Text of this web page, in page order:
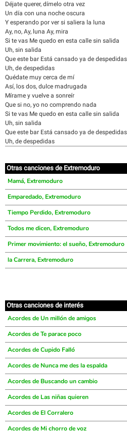
Déjate querer, dímelo otra vez
Un día con una noche oscura
Y esperando por ver si saliera la luna
Ay, no, Ay, luna Ay, mira
Si te vas Me quedo en esta calle sin salida
Uh, sin salida
Que este bar Está cansado ya de despedidas
Uh, de despedidas
Quédate muy cerca de mí
Así, los dos, dulce madrugada
Mírame y vuelve a sonreír
Que si no, yo no comprendo nada
Si te vas Me quedo en esta calle sin salida
Uh, sin salida
Que este bar Está cansado ya de despedidas
Uh, de despedidas
Otras canciones de Extremoduro
Mamá, Extremoduro
Emparedado, Extremoduro
Tiempo Perdido, Extremoduro
Todos me dicen, Extremoduro
Primer movimiento: el sueño, Extremoduro
la Carrera, Extremoduro
Otras canciones de interés
Acordes de Un millón de amigos
Acordes de Te parace poco
Acordes de Cupido Falló
Acordes de Nunca me des la espalda
Acordes de Buscando un cambio
Acordes de Las niñas quieren
Acordes de El Corralero
Acordes de Mi chorro de voz